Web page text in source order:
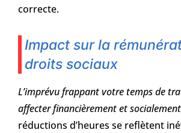
correcte.
Impact sur la
droits sociaux
L’imprévu frappant votre temps de
affecter financièrement et socialement
réductions d’heures se reflètent